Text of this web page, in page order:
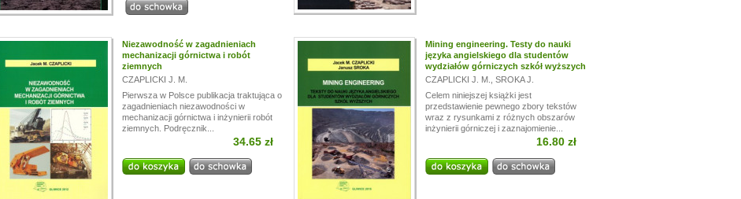
Niezawodność w zagadnieniach
mechanizacji górnictwa i robót
ziemnych
CZAPLICKI J. M.
Pierwsza w Polsce publikacja traktująca o
zagadnieniach niezawodności w
mechanizacji górnictwa i inżynierii robót
ziemnych. Podręcznik...
34.65 zł
Mining engineering. Testy do nauki
języka angielskiego dla studentów
wydziałów górniczych szkół wyższych
CZAPLICKI J. M.
SROKA J.
Celem niniejszej książki jest
przedstawienie pewnego zbory tekstów
wraz z rysunkami z różnych obszarów
inżynierii górniczej i zaznajomienie...
16.80 zł